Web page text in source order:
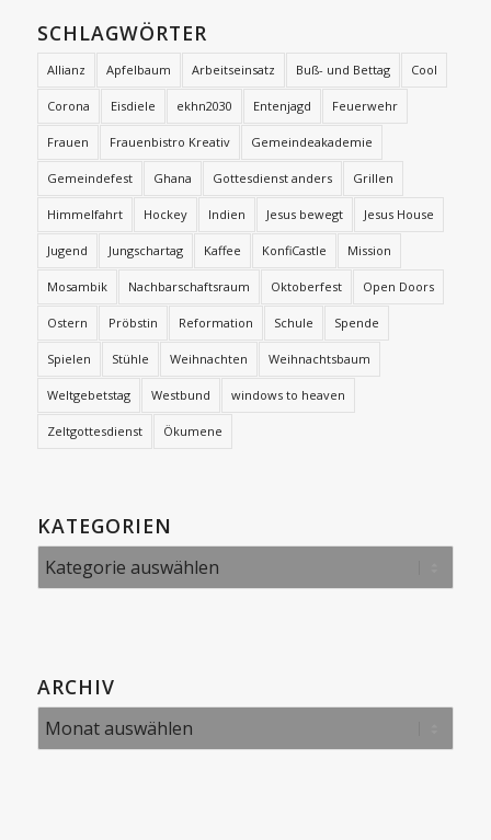
SCHLAGWÖRTER
Allianz Apfelbaum Arbeitseinsatz Buß- und Bettag Cool
Corona Eisdiele ekhn2030 Entenjagd Feuerwehr
Frauen Frauenbistro Kreativ Gemeindeakademie
Gemeindefest Ghana Gottesdienst anders Grillen
Himmelfahrt Hockey Indien Jesus bewegt Jesus House
Jugend Jungschartag Kaffee KonfiCastle Mission
Mosambik Nachbarschaftsraum Oktoberfest Open Doors
Ostern Pröbstin Reformation Schule Spende
Spielen Stühle Weihnachten Weihnachtsbaum
Weltgebetstag Westbund windows to heaven
Zeltgottesdienst Ökumene
KATEGORIEN
Kategorien
ARCHIV